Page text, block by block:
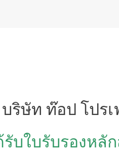
บริษัท ท๊อป โปร
รับใบรับรองหลั